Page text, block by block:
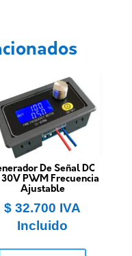
De Señal DC
30V PWM Frecuencia
Ajustable
$ 32.700 IVA
Incluido